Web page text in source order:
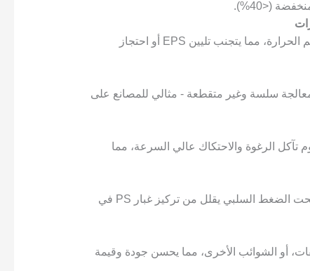
(<40%).
تمنع التبديد الحراري وتدفق الهواء الهيكلي الذكي تراكم الحرارة، مما يتجنب تليين EPS أو احتجاز
لمعالجة سلسة وغير متقطعة - مثالي للمصانع على
تآكل الرغوة والاحتكاك عالي السرعة، مما
جهاز جمع الغبار الدوامي الاختياري أو نظام الترشيح تحت الضغط السلبي يقلل من تركيز غبار PS في
أو الشوائب الأخرى، مما يحسن جودة وقيمة